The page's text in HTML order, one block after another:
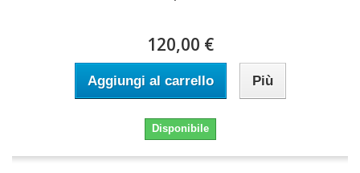
120,00 €
Aggiungi al carrello Più
Disponibile